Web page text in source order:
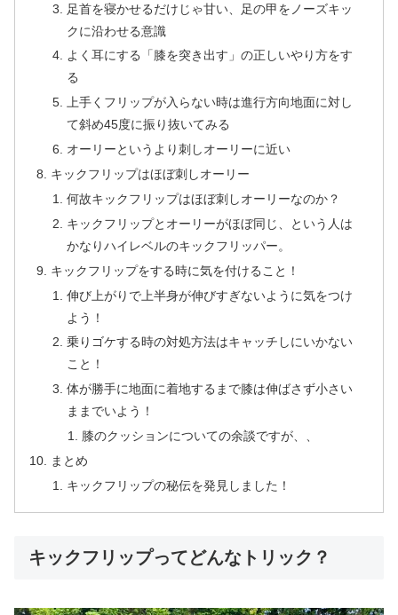
足首を寝かせるだけじゃ甘い、足の甲をノーズキッ
クに沿わせる意識
よく耳にする「膝を突き出す」の正しいやり方をす
る
上手くフリップが入らない時は進行方向地面に対し
て斜め45度に振り抜いてみる
オーリーというより刺しオーリーに近い
キックフリップはほぼ刺しオーリー
何故キックフリップはほぼ刺しオーリーなのか？
キックフリップとオーリーがほぼ同じ、という人は
かなりハイレベルのキックフリッパー。
キックフリップをする時に気を付けること！
伸び上がりで上半身が伸びすぎないように気をつけ
よう！
乗りゴケする時の対処方法はキャッチしにいかない
こと！
体が勝手に地面に着地するまで膝は伸ばさず小さい
ままでいよう！
膝のクッションについての余談ですが、、
まとめ
キックフリップの秘伝を発見しました！
キックフリップってどんなトリック？